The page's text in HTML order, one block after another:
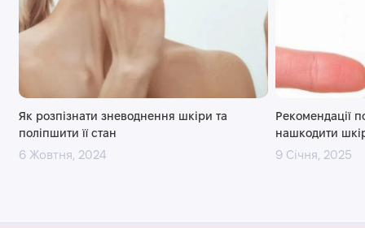
Як розпізнати зневоднення шкіри та
поліпшити її стан
6 Жовтня, 2024
Рекомендації
нашкодити
9 Січня, 2025